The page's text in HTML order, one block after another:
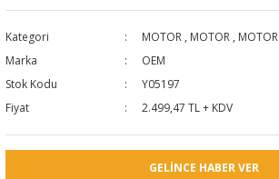
Kategori MOTOR , MOTOR , MOTOR
Marka
OEM
Stok Kodu
Y05197
Fiyat
2.499,47 TL + KDV
GELINCE HABER VER